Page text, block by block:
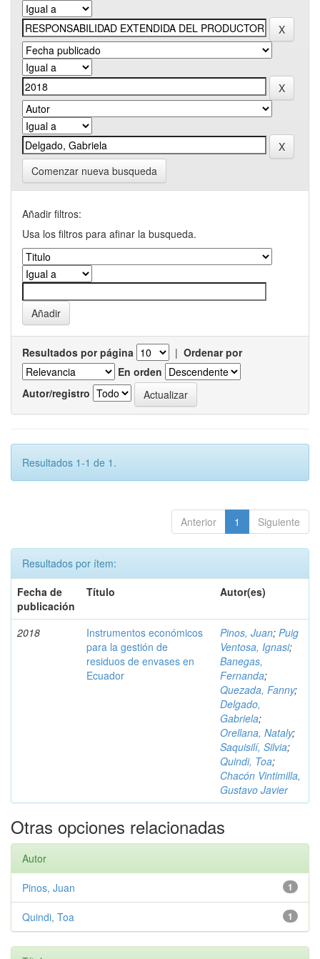
Comenzar nueva busqueda
Añadir filtros:
Usa los filtros para afinar la busqueda.
Resultados por página | Ordenar por
En orden
Autor/registro
Resultados 1-1 de 1.
Anterior 1 Siguiente
Resultados por ítem:
Fecha de
publicación
Título Autor(es)
2018
Instrumentos económicos
para la gestión de
residuos de envases en
Ecuador
Pinos, Juan; Puig
Ventosa, Ignasi;
Banegas,
Fernanda;
Quezada, Fanny;
Delgado,
Gabriela;
Orellana, Nataly;
Saquisilí, Silvia;
Quindi, Toa;
Chacón Vintimilla,
Gustavo Javier
Otras opciones relacionadas
Autor
1
Pinos, Juan
1
Quindi, Toa